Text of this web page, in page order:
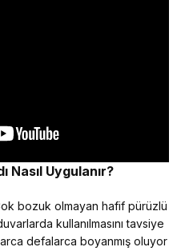
Nasıl Uygulanır?
bozuk olmayan hafif pürüzlü
kullanılmasını tavsiye
defalarca boyanmış oluyor